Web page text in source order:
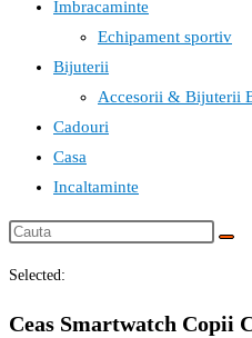
Imbracaminte
Echipament sportiv
Bijuterii
Accesorii & Bijuterii
Cadouri
Casa
Incaltaminte
Cauta
Selected:
Ceas Smartwatch Copii